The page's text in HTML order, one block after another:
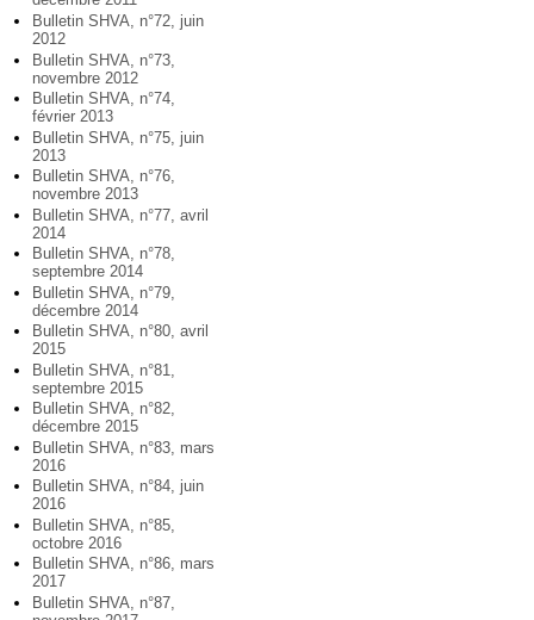
Bulletin SHVA, n°72, juin
2012
Bulletin SHVA, n°73,
novembre 2012
Bulletin SHVA, n°74,
février 2013
Bulletin SHVA, n°75, juin
2013
Bulletin SHVA, n°76,
novembre 2013
Bulletin SHVA, n°77, avril
2014
Bulletin SHVA, n°78,
septembre 2014
Bulletin SHVA, n°79,
décembre 2014
Bulletin SHVA, n°80, avril
2015
Bulletin SHVA, n°81,
septembre 2015
Bulletin SHVA, n°82,
décembre 2015
Bulletin SHVA, n°83, mars
2016
Bulletin SHVA, n°84, juin
2016
Bulletin SHVA, n°85,
octobre 2016
Bulletin SHVA, n°86, mars
2017
Bulletin SHVA, n°87,